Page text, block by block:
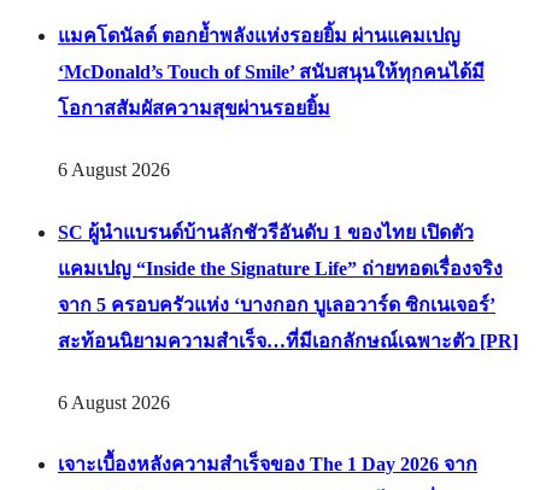
แมคโดนัลด์ ตอกย้ำพลังแห่งรอยยิ้ม ผ่านแคมเปญ
‘McDonald’s Touch of Smile’ สนับสนุนให้ทุกคนได้มี
โอกาสสัมผัสความสุขผ่านรอยยิ้ม
6 August 2026
SC ผู้นำแบรนด์บ้านลักชัวรีอันดับ 1 ของไทย เปิดตัว
แคมเปญ “Inside the Signature Life” ถ่ายทอดเรื่องจริง
จาก 5 ครอบครัวแห่ง ‘บางกอก บูเลอวาร์ด ซิกเนเจอร์’
สะท้อนนิยามความสำเร็จ…ที่มีเอกลักษณ์เฉพาะตัว [PR]
6 August 2026
เจาะเบื้องหลังความสำเร็จของ The 1 Day 2026 จาก